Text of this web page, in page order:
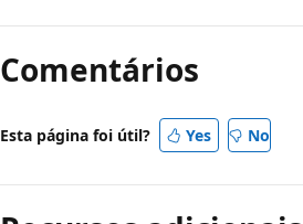
Comentários
Esta página foi útil? Yes No